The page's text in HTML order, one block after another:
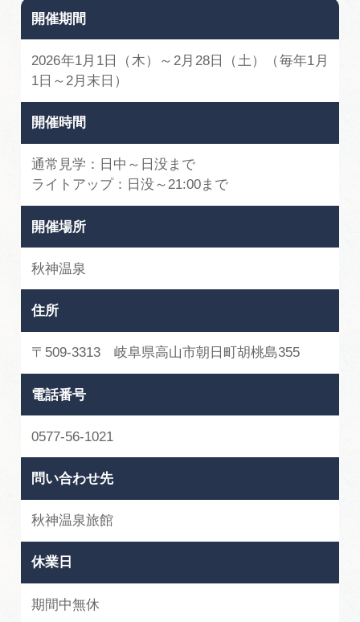
開催期間
2026年1月1日（木）～2月28日（土）（毎年1月
1日～2月末日）
開催時間
通常見学：日中～日没まで
ライトアップ：日没～21:00まで
開催場所
秋神温泉
住所
〒509-3313 岐阜県高山市朝日町胡桃島355
電話番号
0577-56-1021
問い合わせ先
秋神温泉旅館
休業日
期間中無休